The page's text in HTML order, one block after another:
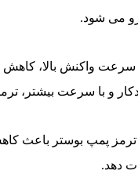
می شود.
سرعت واکنش بالا،
و با سرعت بیشتر،
پمپ بوستر باعث
دهد.